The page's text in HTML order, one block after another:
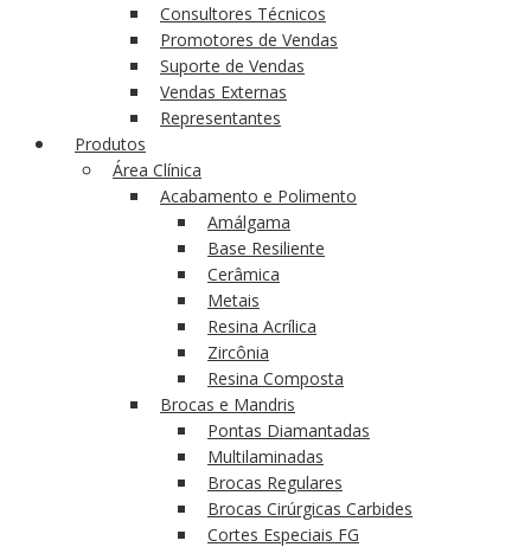
Consultores Técnicos
Promotores de Vendas
Suporte de Vendas
Vendas Externas
Representantes
Produtos
Área Clínica
Acabamento e Polimento
Amálgama
Base Resiliente
Cerâmica
Metais
Resina Acrílica
Zircônia
Resina Composta
Brocas e Mandris
Pontas Diamantadas
Multilaminadas
Brocas Regulares
Brocas Cirúrgicas Carbides
Cortes Especiais FG